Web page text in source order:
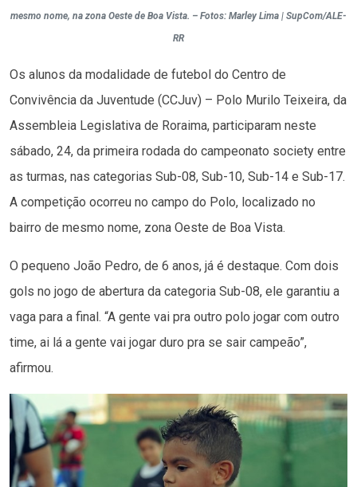
mesmo nome, na zona Oeste de Boa Vista. – Fotos: Marley Lima | SupCom/ALE-
RR
Os alunos da modalidade de futebol do Centro de
Convivência da Juventude (CCJuv) – Polo Murilo Teixeira, da
Assembleia Legislativa de Roraima, participaram neste
sábado, 24, da primeira rodada do campeonato society entre
as turmas, nas categorias Sub-08, Sub-10, Sub-14 e Sub-17.
A competição ocorreu no campo do Polo, localizado no
bairro de mesmo nome, zona Oeste de Boa Vista.
O pequeno João Pedro, de 6 anos, já é destaque. Com dois
gols no jogo de abertura da categoria Sub-08, ele garantiu a
vaga para a final. “A gente vai pra outro polo jogar com outro
time, ai lá a gente vai jogar duro pra se sair campeão”,
afirmou.